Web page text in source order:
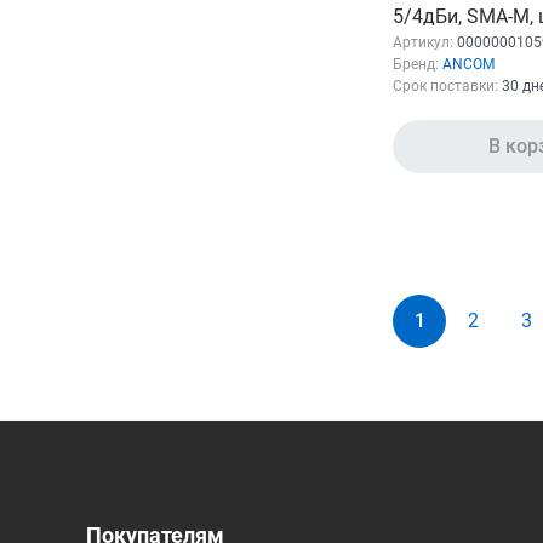
5/4дБи, SMA-M,
врезная, 1,5 м
Артикул:
Бренд: ANCOM
Срок поставки: 30
В
1 2 3
Покупателям